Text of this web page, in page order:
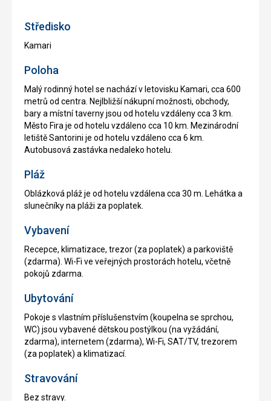
Středisko
Kamari
Poloha
Malý rodinný hotel se nachází v letovisku Kamari, cca 600
metrů od centra. Nejlbližší nákupní možnosti, obchody,
bary a místní taverny jsou od hotelu vzdáleny cca 3 km.
Město Fira je od hotelu vzdáleno cca 10 km. Mezinárodní
letiště Santorini je od hotelu vzdáleno cca 6 km.
Autobusová zastávka nedaleko hotelu.
Pláž
Oblázková pláž je od hotelu vzdálena cca 30 m. Lehátka a
slunečníky na pláži za poplatek.
Vybavení
Recepce, klimatizace, trezor (za poplatek) a parkoviště
(zdarma). Wi-Fi ve veřejných prostorách hotelu, včetně
pokojů zdarma.
Ubytování
Pokoje s vlastním příslušenstvím (koupelna se sprchou,
WC) jsou vybavené dětskou postýlkou (na vyžádání,
zdarma), internetem (zdarma), Wi-Fi, SAT/TV, trezorem
(za poplatek) a klimatizací.
Stravování
Bez stravy.